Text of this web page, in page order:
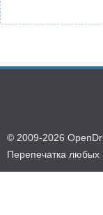
© 2009-2026
Перепечатка